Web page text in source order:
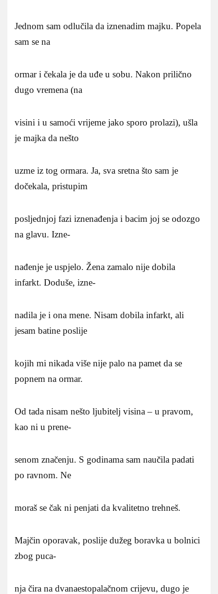
Jednom sam odlučila da iznenadim majku. Popela
sam se na
ormar i čekala je da uđe u sobu. Nakon prilično
dugo vremena (na
visini i u samoći vrijeme jako sporo prolazi), ušla
je majka da nešto
uzme iz tog ormara. Ja, sva sretna što sam je
dočekala, pristupim
posljednjoj fazi iznenađenja i bacim joj se odozgo
na glavu. Izne-
nađenje je uspjelo. Žena zamalo nije dobila
infarkt. Doduše, izne-
nadila je i ona mene. Nisam dobila infarkt, ali
jesam batine poslije
kojih mi nikada više nije palo na pamet da se
popnem na ormar.
Od tada nisam nešto ljubitelj visina – u pravom,
kao ni u prene-
senom značenju. S godinama sam naučila padati
po ravnom. Ne
moraš se čak ni penjati da kvalitetno trehneš.
Majčin oporavak, poslije dužeg boravka u bolnici
zbog puca-
nja čira na dvanaestopalačnom crijevu, dugo je